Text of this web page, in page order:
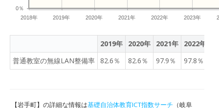
2018年 2019年 2020年 2021年 2022年 2023年
0％
2019年 2020年 2021年 2022年
普通教室の無線LAN整備率
82.6％ 82.6％ 97.9％ 97.8％
【岩手町】の詳細な情報は基礎自治体教育ICT指数サーチ （岐阜